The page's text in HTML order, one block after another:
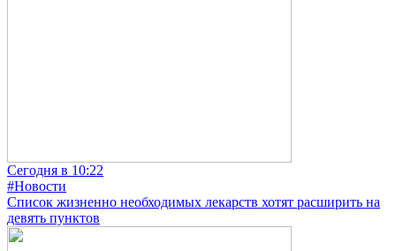
Сегодня в 10:22
#Новости
Список жизненно необходимых лекарств хотят расширить на
девять пунктов